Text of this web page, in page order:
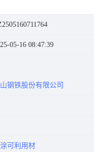
05-16 08:47:39
钢铁股份有限公司
可利用材